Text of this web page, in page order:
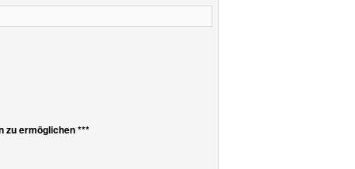
zu ermöglichen ***